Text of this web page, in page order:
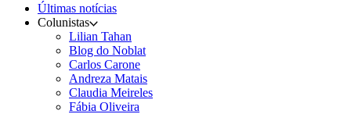
Últimas notícias
Colunistas
Lilian Tahan
Blog do Noblat
Carlos Carone
Andreza Matais
Claudia Meireles
Fábia Oliveira